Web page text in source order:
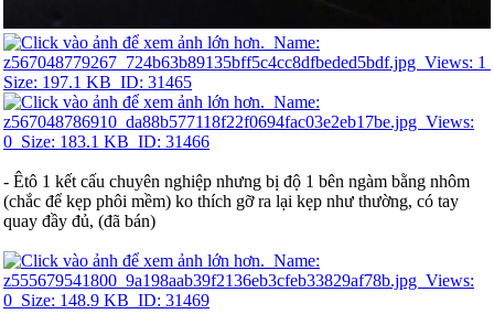
- Êtô 1 kết cấu chuyên nghiệp nhưng bị độ 1 bên ngàm bằng nhôm
(chắc để kẹp phôi mềm) ko thích gỡ ra lại kẹp như thường, có tay
quay đầy đủ, (đã bán)